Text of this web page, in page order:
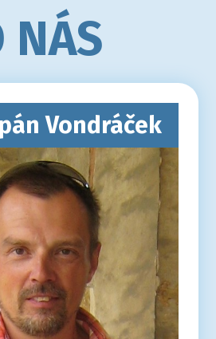
NÁS
Vondráček